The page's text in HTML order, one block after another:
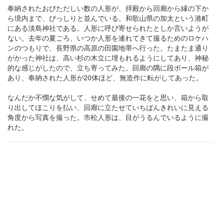
奉納されたおびただしい数の人形が、拝殿から回廊から縁の下か
ら境内まで、びっしりと並んでいる。和歌山県の加太という港町
にある淡島神社である。人形に呼び寄せられたとしか言いようが
ない。去年の夏ごろ、いつか人形を連れてきて撮るためのロケハ
ンのつもりで、長野県の高原の田園地帯へ行った。たまたま通り
がかった神社は、高い杉の木立に埋もれるようにしてあり、神秘
的な感じがしたので、立ち寄ってみた。回廊の隅に段ボール箱が
あり、奉納された人形が20体ほど、無造作に転がしてあった。
なんだか不憫な気がして、せめて最後の一花をと思い、箱から取
り出してほこりを払い、回廊に立たせていちばんきれいに見える
角度から写真を撮った。市松人形は、目がうるんでいるように撮
れた。